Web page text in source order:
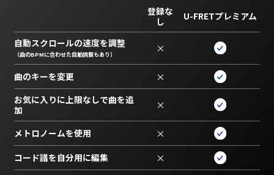
登録な
し
U-FRETプレミアム
自動スクロールの速度を調整
（曲のBPMに合わせた自動調整もあり） ×
曲のキーを変更 ×
お気に入りに上限なしで曲を追
加
×
メトロノームを使用 ×
コード譜を自分用に編集 ×